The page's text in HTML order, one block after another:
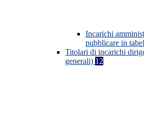
Incarichi
pubblicare in
Titolari di incarichi
generali) 12